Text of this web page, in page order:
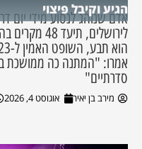
הגיע וקיבל פיצוי
אדם שנוהג לנסוע מידי יום
לירושלים,
אמרו: "המתנה כה ממושכת
סדרתיים"
מירב בן יאיר אוגוסט 4, 2026